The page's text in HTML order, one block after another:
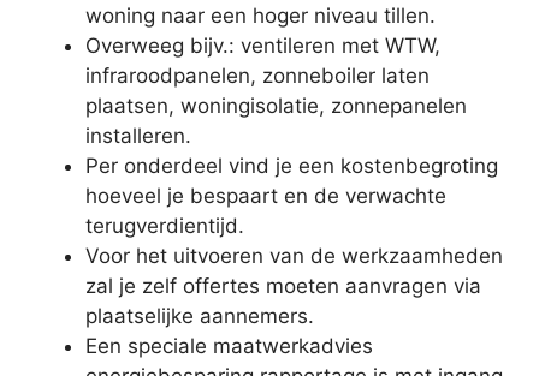
woning naar een hoger niveau tillen.
Overweeg bijv.: ventileren met WTW,
infraroodpanelen, zonneboiler laten
plaatsen, woningisolatie, zonnepanelen
installeren.
Per onderdeel vind je een kostenbegroting
hoeveel je bespaart en de verwachte
terugverdientijd.
Voor het uitvoeren van de werkzaamheden
zal je zelf offertes moeten aanvragen via
plaatselijke aannemers.
Een speciale maatwerkadvies